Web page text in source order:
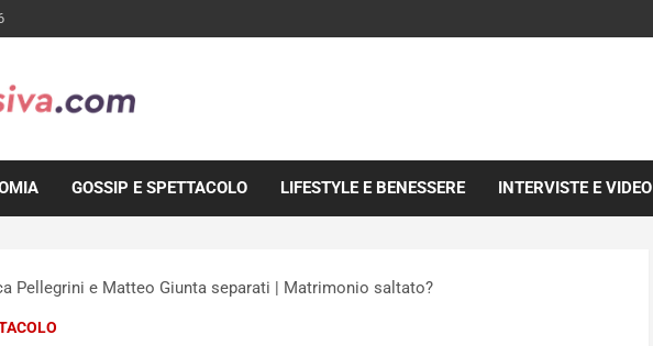
GOSSIP E SPETTACOLO LIFESTYLE E BENESSERE INTERVISTE E VIDEO
Pellegrini e Matteo Giunta separati | Matrimonio saltato?